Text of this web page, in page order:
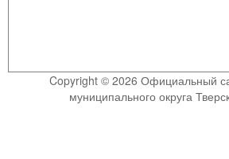
Copyright © 2026 Официальный
муниципального округа